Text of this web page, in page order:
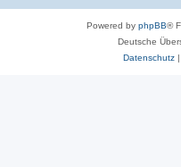
Powered by phpBB®
Deutsche
Datenschutz|